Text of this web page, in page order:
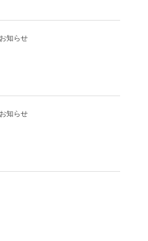
知らせ
知らせ